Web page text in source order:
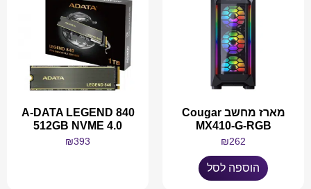
מארז מחשב Cougar
MX410-G-RGB
₪262
הוספה לסל
A-DATA LEGEND 840
512GB NVME 4.0
₪393